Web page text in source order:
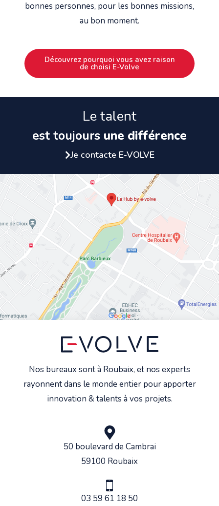
bonnes personnes, pour les bonnes missions,
au bon moment.
Découvrez pourquoi vous avez raison
de choisi E-Volve
Le talent
est toujours une différence
Je contacte E-VOLVE
Nos bureaux sont à Roubaix, et nos experts
rayonnent dans le monde entier pour apporter
innovation & talents à vos projets.
50 boulevard de Cambrai
59100 Roubaix
03 59 61 18 50